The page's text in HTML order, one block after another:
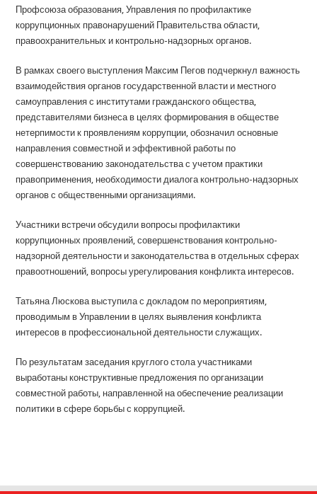
Профсоюза образования, Управления по профилактике
коррупционных правонарушений Правительства области,
правоохранительных и контрольно-надзорных органов.
В рамках своего выступления Максим Пегов подчеркнул важность
взаимодействия органов государственной власти и местного
самоуправления с институтами гражданского общества,
представителями бизнеса в целях формирования в обществе
нетерпимости к проявлениям коррупции, обозначил основные
направления совместной и эффективной работы по
совершенствованию законодательства с учетом практики
правоприменения, необходимости диалога контрольно-надзорных
органов с общественными организациями.
Участники встречи обсудили вопросы профилактики
коррупционных проявлений, совершенствования контрольно-
надзорной деятельности и законодательства в отдельных сферах
правоотношений, вопросы урегулирования конфликта интересов.
Татьяна Люскова выступила с докладом по мероприятиям,
проводимым в Управлении в целях выявления конфликта
интересов в профессиональной деятельности служащих.
По результатам заседания круглого стола участниками
выработаны конструктивные предложения по организации
совместной работы, направленной на обеспечение реализации
политики в сфере борьбы с коррупцией.